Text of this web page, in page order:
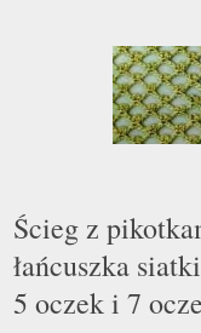
Ścieg z
łańcuszka
5 oczek i 7